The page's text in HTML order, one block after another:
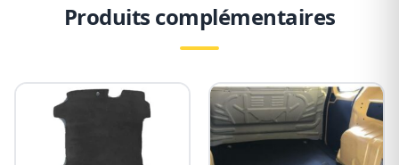
Produits complémentaires